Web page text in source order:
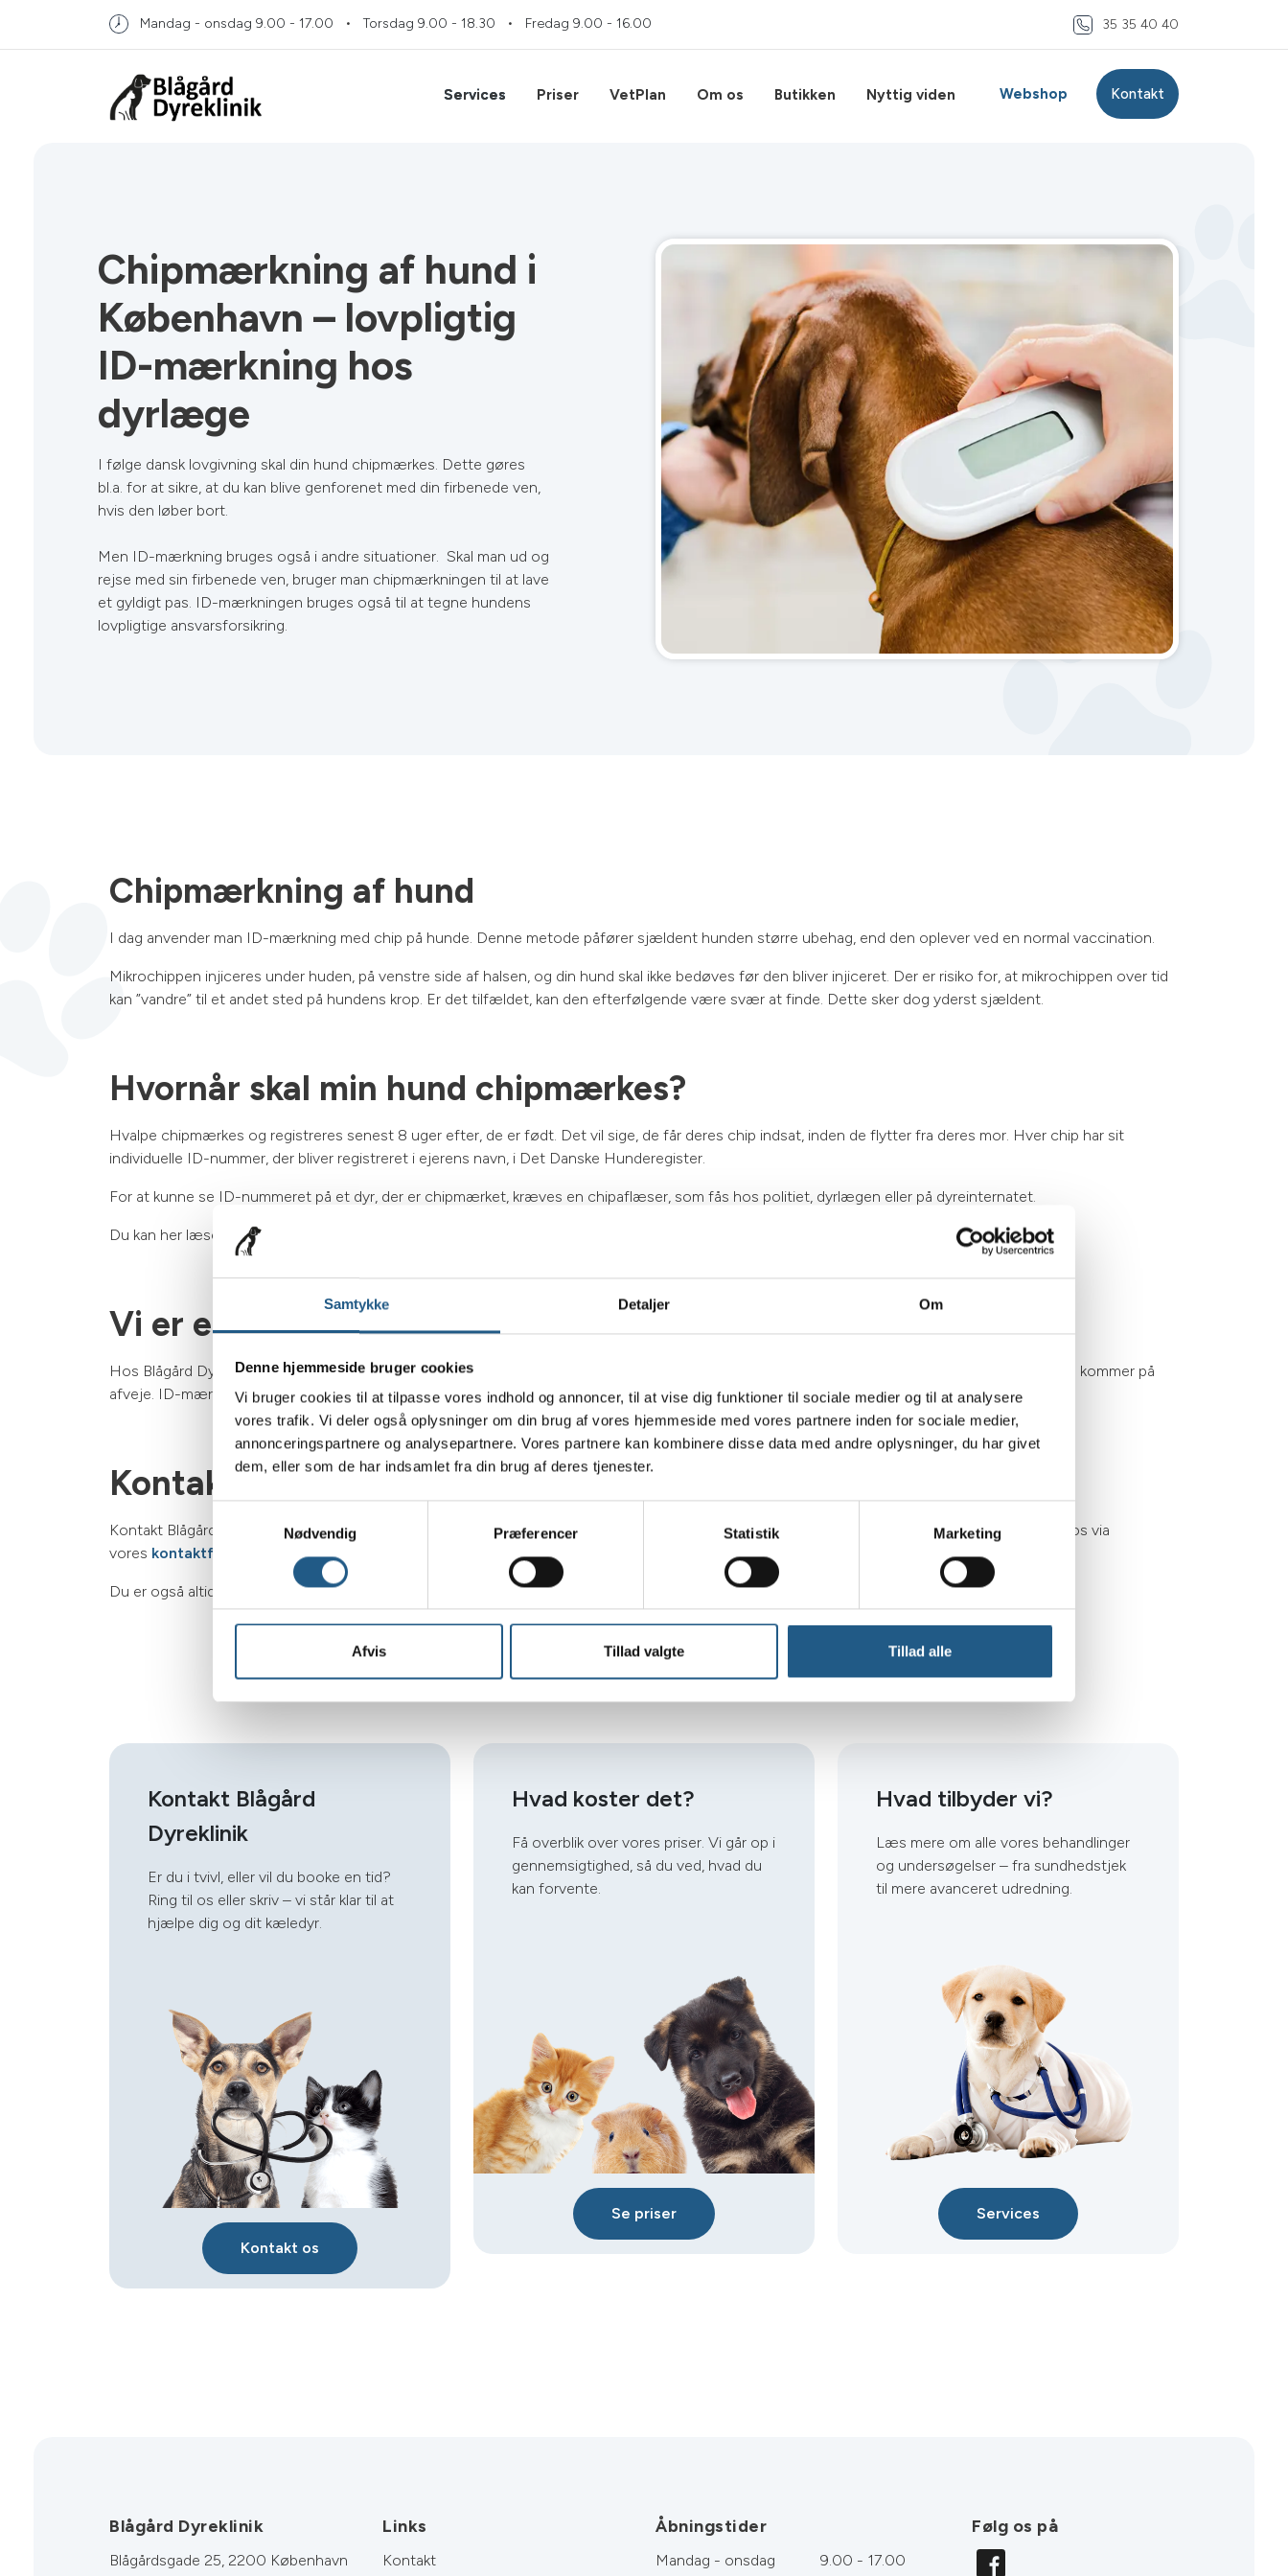
Samtykke Detaljer Om
Denne hjemmeside bruger cookies
Vi bruger cookies til at tilpasse vores indhold og annoncer, til at vise dig funktioner til sociale medier og til at analysere
vores trafik. Vi deler også oplysninger om din brug af vores hjemmeside med vores partnere inden for sociale medier,
annonceringspartnere og analysepartnere. Vores partnere kan kombinere disse data med andre oplysninger, du har givet
dem, eller som de har indsamlet fra din brug af deres tjenester.
Nødvendig
Præferencer Statistik Marketing
Afvis Tillad valgte Tillad alle
Mandag - onsdag 9.00 - 17.00 Torsdag 9.00 - 18.30 Fredag 9.00 - 16.00 35 35 40 40
Services Priser VetPlan Om os Butikken Nyttig viden Webshop Kontakt
Chipmærkning af hund i
København – lovpligtig
ID-mærkning hos
dyrlæge
I følge dansk lovgivning skal din hund chipmærkes. Dette gøres
bl.a. for at sikre, at du kan blive genforenet med din firbenede ven,
hvis den løber bort.
Men ID-mærkning bruges også i andre situationer. Skal man ud og
rejse med sin firbenede ven, bruger man chipmærkningen til at lave
et gyldigt pas. ID-mærkningen bruges også til at tegne hundens
lovpligtige ansvarsforsikring.
Chipmærkning af hund
I dag anvender man ID-mærkning med chip på hunde. Denne metode påfører sjældent hunden større ubehag, end den oplever ved en normal vaccination.
Mikrochippen injiceres under huden, på venstre side af halsen, og din hund skal ikke bedøves før den bliver injiceret. Der er risiko for, at mikrochippen over tid
kan ”vandre” til et andet sted på hundens krop. Er det tilfældet, kan den efterfølgende være svær at finde. Dette sker dog yderst sjældent.
Hvornår skal min hund chipmærkes?
Hvalpe chipmærkes og registreres senest 8 uger efter, de er født. Det vil sige, de får deres chip indsat, inden de flytter fra deres mor. Hver chip har sit
individuelle ID-nummer, der bliver registreret i ejerens navn, i Det Danske Hunderegister.
For at kunne se ID-nummeret på et dyr, der er chipmærket, kræves en chipaflæser, som fås hos politiet, dyrlægen eller på dyreinternatet.
Du kan her læse mere om
Vi er eksperter i ID-mærkning
Hos Blågård Dyreklinik tilbyder vi professionel og pålidelig ID-mærkning, og vi hjælper med sikre, at din firbenede ven kan komme hjem, hvis den kommer på
afveje. ID-mærkning giver tryghed, da den kan give øjeblikkelig identifikation af din hund, hvis den skulle blive væk.
Kontakt dyrlægen på Nørrebro
Kontakt Blågård Dyreklinik i dag på35 35 40 40
. Vi hjælper dig med at sikre, at din firbenede ven altid kan finde hjem. Du kan også her skrive til os via
vores kontaktformular.
Du er også altid velkommen til at komme ind i klinikken, og få aflæst en chip hos os, hvis du finder en bortløben hund.
Kontakt Blågård
Dyreklinik
Er du i tvivl, eller vil du booke en tid?
Ring til os eller skriv – vi står klar til at
hjælpe dig og dit kæledyr.
Kontakt os
Hvad koster det?
Få overblik over vores priser. Vi går op i
gennemsigtighed, så du ved, hvad du
kan forvente.
Se priser
Hvad tilbyder vi?
Læs mere om alle vores behandlinger
og undersøgelser – fra sundhedstjek
til mere avanceret udredning.
Services
Blågård Dyreklinik
Blågårdsgade 25, 2200 København
Links
Kontakt
Åbningstider
Mandag - onsdag 9.00 - 17.00
Følg os på